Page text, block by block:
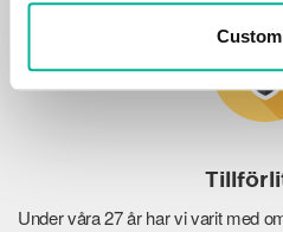
Under våra 27 år har vi varit med